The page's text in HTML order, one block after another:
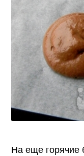
На еще горячие